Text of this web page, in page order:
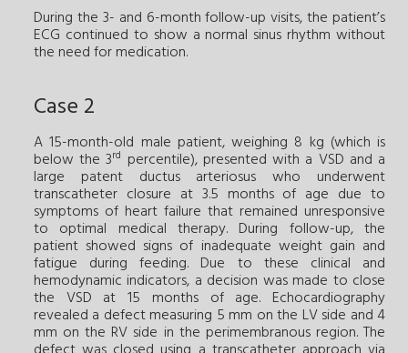
During the 3- and 6-month follow-up visits, the patient’s
ECG continued to show a normal sinus rhythm without
the need for medication.
Case 2
A 15-month-old male patient, weighing 8 kg (which is
below the 3rd percentile), presented with a VSD and a
large patent ductus arteriosus who underwent
transcatheter closure at 3.5 months of age due to
symptoms of heart failure that remained unresponsive
to optimal medical therapy. During follow-up, the
patient showed signs of inadequate weight gain and
fatigue during feeding. Due to these clinical and
hemodynamic indicators, a decision was made to close
the VSD at 15 months of age. Echocardiography
revealed a defect measuring 5 mm on the LV side and 4
mm on the RV side in the perimembranous region. The